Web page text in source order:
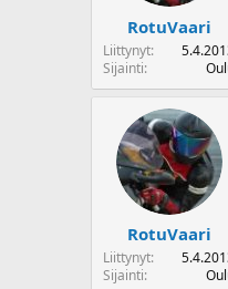
RotuVaari
Liittynyt
Sijainti
RotuVaari
Liittynyt
Sijainti